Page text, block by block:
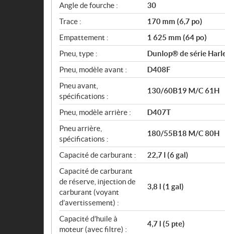
Angle de fourche :
30
Trace :
170 mm (6,7 po)
Empattement :
1 625 mm (64 po)
Pneu, type :
Dunlop® de série
Pneu, modèle avant :
D408F
Pneu avant,
spécifications :
130/60B19 M/C 61H
Pneu, modèle arrière :
D407T
Pneu arrière,
spécifications :
180/55B18 M/C 80H
Capacité de carburant :
22,7 l (6 gal)
Capacité de carburant
de réserve, injection de
carburant (voyant
d’avertissement) :
3,8 l (1 gal)
Capacité d’huile à
moteur (avec filtre) :
4,7 l (5 pte)